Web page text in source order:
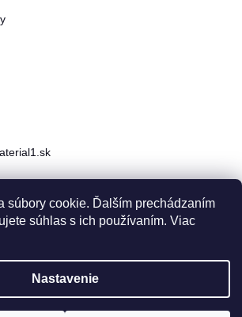
súbory cookie. Ďalším prechádzaním
súhlas s ich používaním. Viac
Nastavenie